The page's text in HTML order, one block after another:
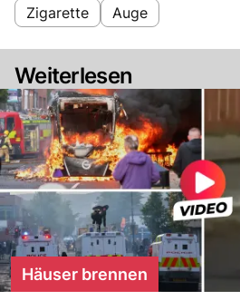
Zigarette Auge
Weiterlesen
Häuser brennen